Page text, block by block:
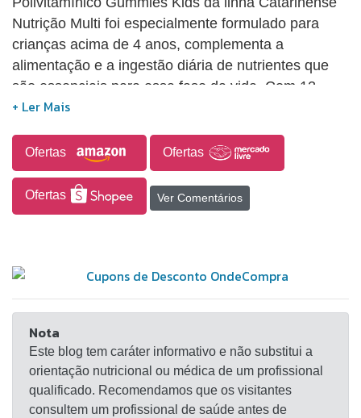
Nutrição Multi foi especialmente formulado para
crianças acima de 4 anos, complementa a
alimentação e a ingestão diária de nutrientes que
são essenciais para essa fase da vida. Com 12
vitaminas e sabor tutti-fruti
Ofertas Ofertas
Ofertas Ver Comentários
Nota
Este blog tem caráter informativo e não substitui a
orientação nutricional ou médica de um profissional
qualificado. Recomendamos que os visitantes
consultem um profissional de saúde antes de